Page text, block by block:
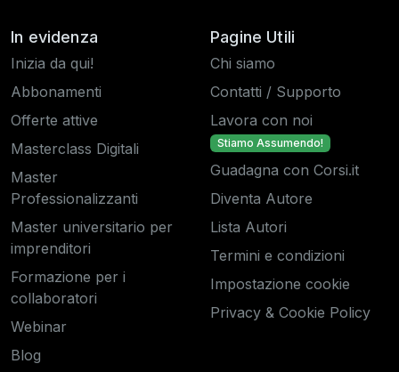
In evidenza
Inizia da qui!
Abbonamenti
Offerte attive
Masterclass Digitali
Master
Professionalizzanti
Master universitario per
imprenditori
Formazione per i
collaboratori
Webinar
Blog
Pagine Utili
Chi siamo
Contatti / Supporto
Lavora con noi
Stiamo Assumendo!
Guadagna con Corsi.it
Diventa Autore
Lista Autori
Termini e condizioni
Impostazione cookie
Privacy & Cookie Policy